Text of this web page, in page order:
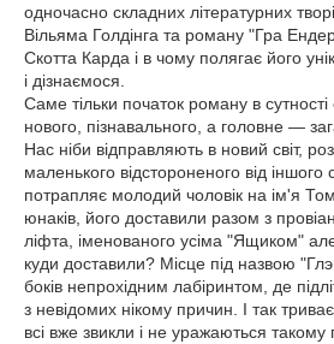
одночасно складних літературних
Вільяма Голдінга та роману "Гра
Скотта Карда і в чому полягає його
і дізнаємося.
Саме тільки початок роману в сутності
нового, пізнавального, а головне —
Нас ніби відправляють в новий світ,
маленького відстороненого від іншого
потрапляє молодий чоловік на ім'я
юнаків, його доставили разом з
ліфта, іменованого усіма "Ящиком"
куди доставили? Місце під назвою
боків непрохідним лабіринтом, де
з невідомих нікому причин. І так
всі вже звикли і не уражаються